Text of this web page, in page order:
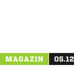
MAGAZIN